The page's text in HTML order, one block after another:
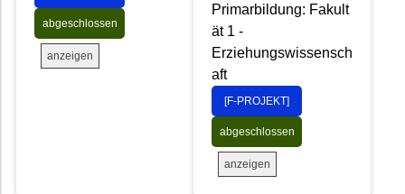
abgeschlossen
anzeigen
Primarbildung: Fakult
ät 1 -
Erziehungswissensch
aft
[F-PROJEKT]
abgeschlossen
anzeigen